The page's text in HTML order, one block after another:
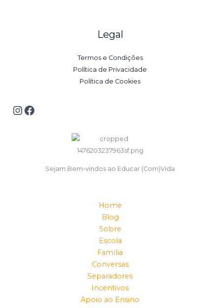
Legal
Termos e Condições
Política de Privacidade
Política de Cookies
Sejam Bem-vindos ao Educar (Com)Vida
Home
Blog
Sobre
Escola
Família
Conversas
Separadores
Incentivos
Apoio ao Ensino